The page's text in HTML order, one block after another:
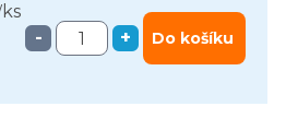
ks
- + Do košíku